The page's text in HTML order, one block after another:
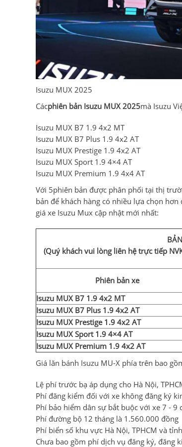
Isuzu MUX 2025
Cácphiên bản Isuzu MUX 2025mà Isuzu
Isuzu MUX B7 1.9 4x2 MT
Isuzu MUX B7 Plus 1.9 4x2 AT
Isuzu MUX Prestige 1.9 4x2 AT
Isuzu MUX Sport 1.9 4×4 AT
Isuzu MUX Premium 1.9 4x4 AT
Với 5phiên bản được phân phối tại thị
bản để khách hàng có nhiều lựa chọn
giá xe Isuzu Mux cập nhật mới nhất:
(Quý khách vui lòng liên hệ trực tiếp
Phiên bản xe
Isuzu MUX B7 1.9 4x2 MT
Isuzu MUX B7 Plus 1.9 4x2 AT
Isuzu MUX Prestige 1.9 4x2 AT
Isuzu MUX Sport 1.9 4×4 AT
Isuzu MUX Premium 1.9 4x2 AT
Giá lăn bánh Isuzu MU-X phía trên bao
Lệ phí trước bạ áp dụng cho Hà Nội,
Phí đăng kiểm đối với xe không đăng ký
Phí bảo hiểm dân sự bắt buộc với xe 7 -
Phí đường bộ 12 tháng là 1.560.000 đồng
Phí biển số khu vực Hà Nội, TPHCM và
Chưa bao gồm phí dịch vụ đăng ký, đăng